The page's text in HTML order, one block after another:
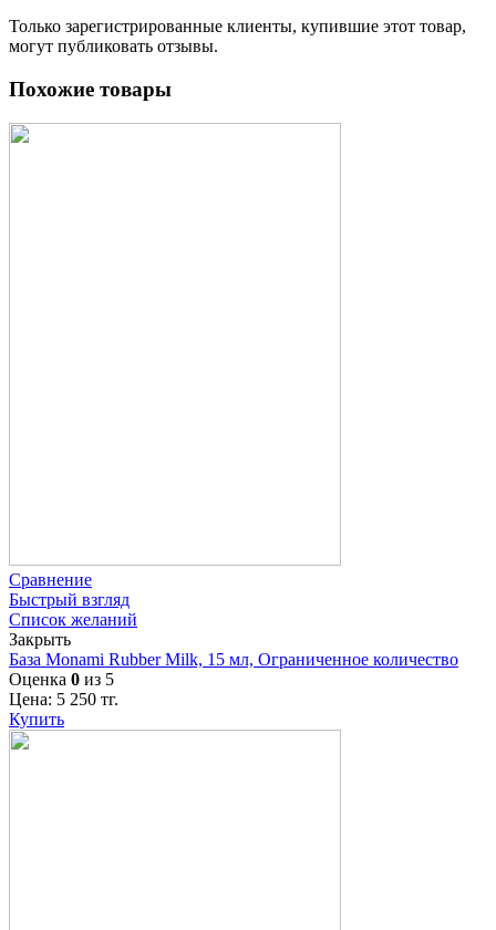
Только зарегистрированные клиенты, купившие этот товар,
могут публиковать отзывы.
Похожие товары
Сравнение
Быстрый взгляд
Список желаний
Закрыть
База Monami Rubber Milk, 15 мл, Ограниченное количество
Оценка 0 из 5
Цена: 5 250 тг.
Купить